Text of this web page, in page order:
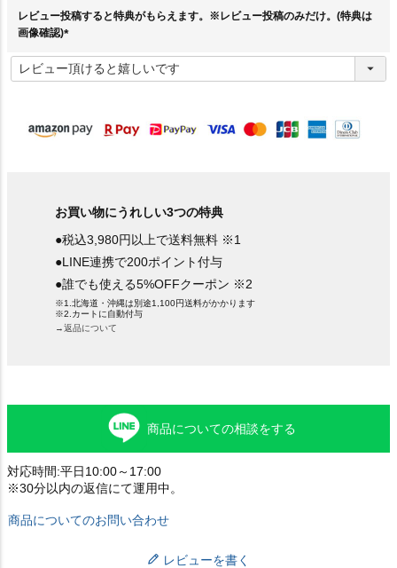
レビュー投稿すると特典がもらえます。※レビュー投稿のみだけ。(特典は
画像確認)
必
須
お買い物にうれしい3つの特典
●税込3,980円以上で送料無料 ※1
●LINE連携で200ポイント付与
●誰でも使える5%OFFクーポン ※2
※1.北海道・沖縄は別途1,100円送料がかかります
※2.カートに自動付与
→返品について
商品についての相談をする
対応時間:平日10:00～17:00
※30分以内の返信にて運用中。
商品についてのお問い合わせ
レビューを書く